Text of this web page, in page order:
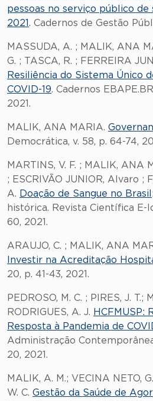
pessoas no serviço público de
2021. Cadernos de Gestão
MASSUDA, A. ; MALIK, ANA
G. ; TASCA, R. ; FERREIRA
Resiliência do Sistema Único
COVID-19. Cadernos
2021.
MALIK, ANA MARIA.
Democrática, v. 58, p. 64-74,
MARTINS, V. F. ; MALIK, ANA
; ESCRIVÃO JUNIOR, Alvaro ;
A. Doação de Sangue no Brasil
histórica. Revista Científica E-
60, 2021.
ARAUJO, C. ; MALIK, ANA
Investir na Acreditação
20, p. 41-43, 2021.
PEDROSO, M. C. ; PIRES, J. T.;
RODRIGUES, A. J. HCFMUSP:
Resposta à Pandemia de
Administração
20, 2021.
MALIK, A. M.; VECINA NETO,
W. C. Gestão da Saúde de